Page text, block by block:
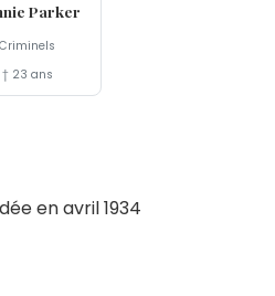
Parker
Criminels
† 23 ans
en avril 1934